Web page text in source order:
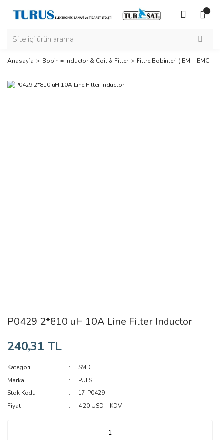
Anasayfa Bobin = Inductor & Coil & Filter Filtre Bobinleri ( EMI - EMC -
P0429 2*810 uH 10A Line Filter Inductor
240,31 TL
Kategori
SMD
Marka
PULSE
Stok Kodu
17-P0429
Fiyat
4,20 USD + KDV